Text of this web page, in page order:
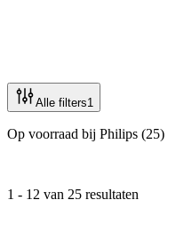
Alle filters1
Op voorraad bij Philips (25)
1 - 12 van 25 resultaten